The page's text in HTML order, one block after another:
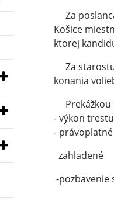
Za
Košice
ktorej
Za starostu
konania
Prekážkou
- výkon trestu
- právoplatné
zahladené
-pozbavenie